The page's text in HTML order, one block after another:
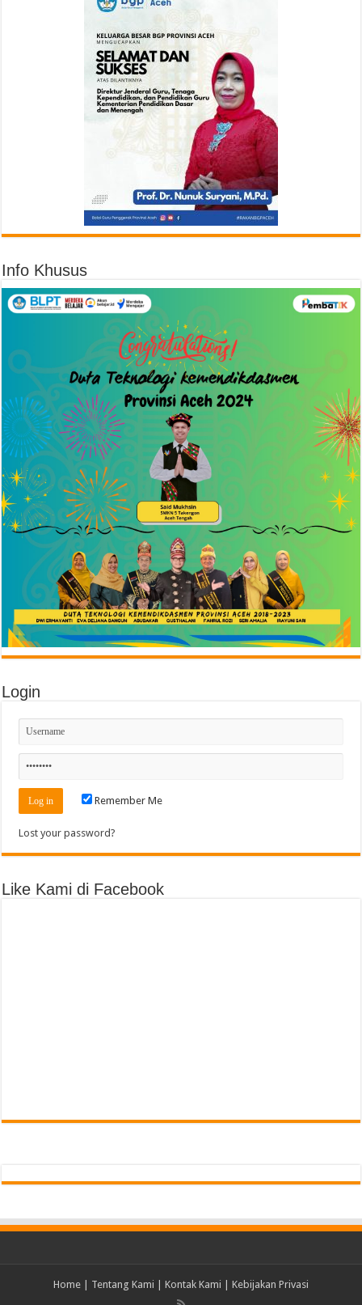
Info Khusus
Login
Remember Me
Lost your password?
Like Kami di Facebook
Home Tentang Kami Kontak Kami Kebijakan Privasi